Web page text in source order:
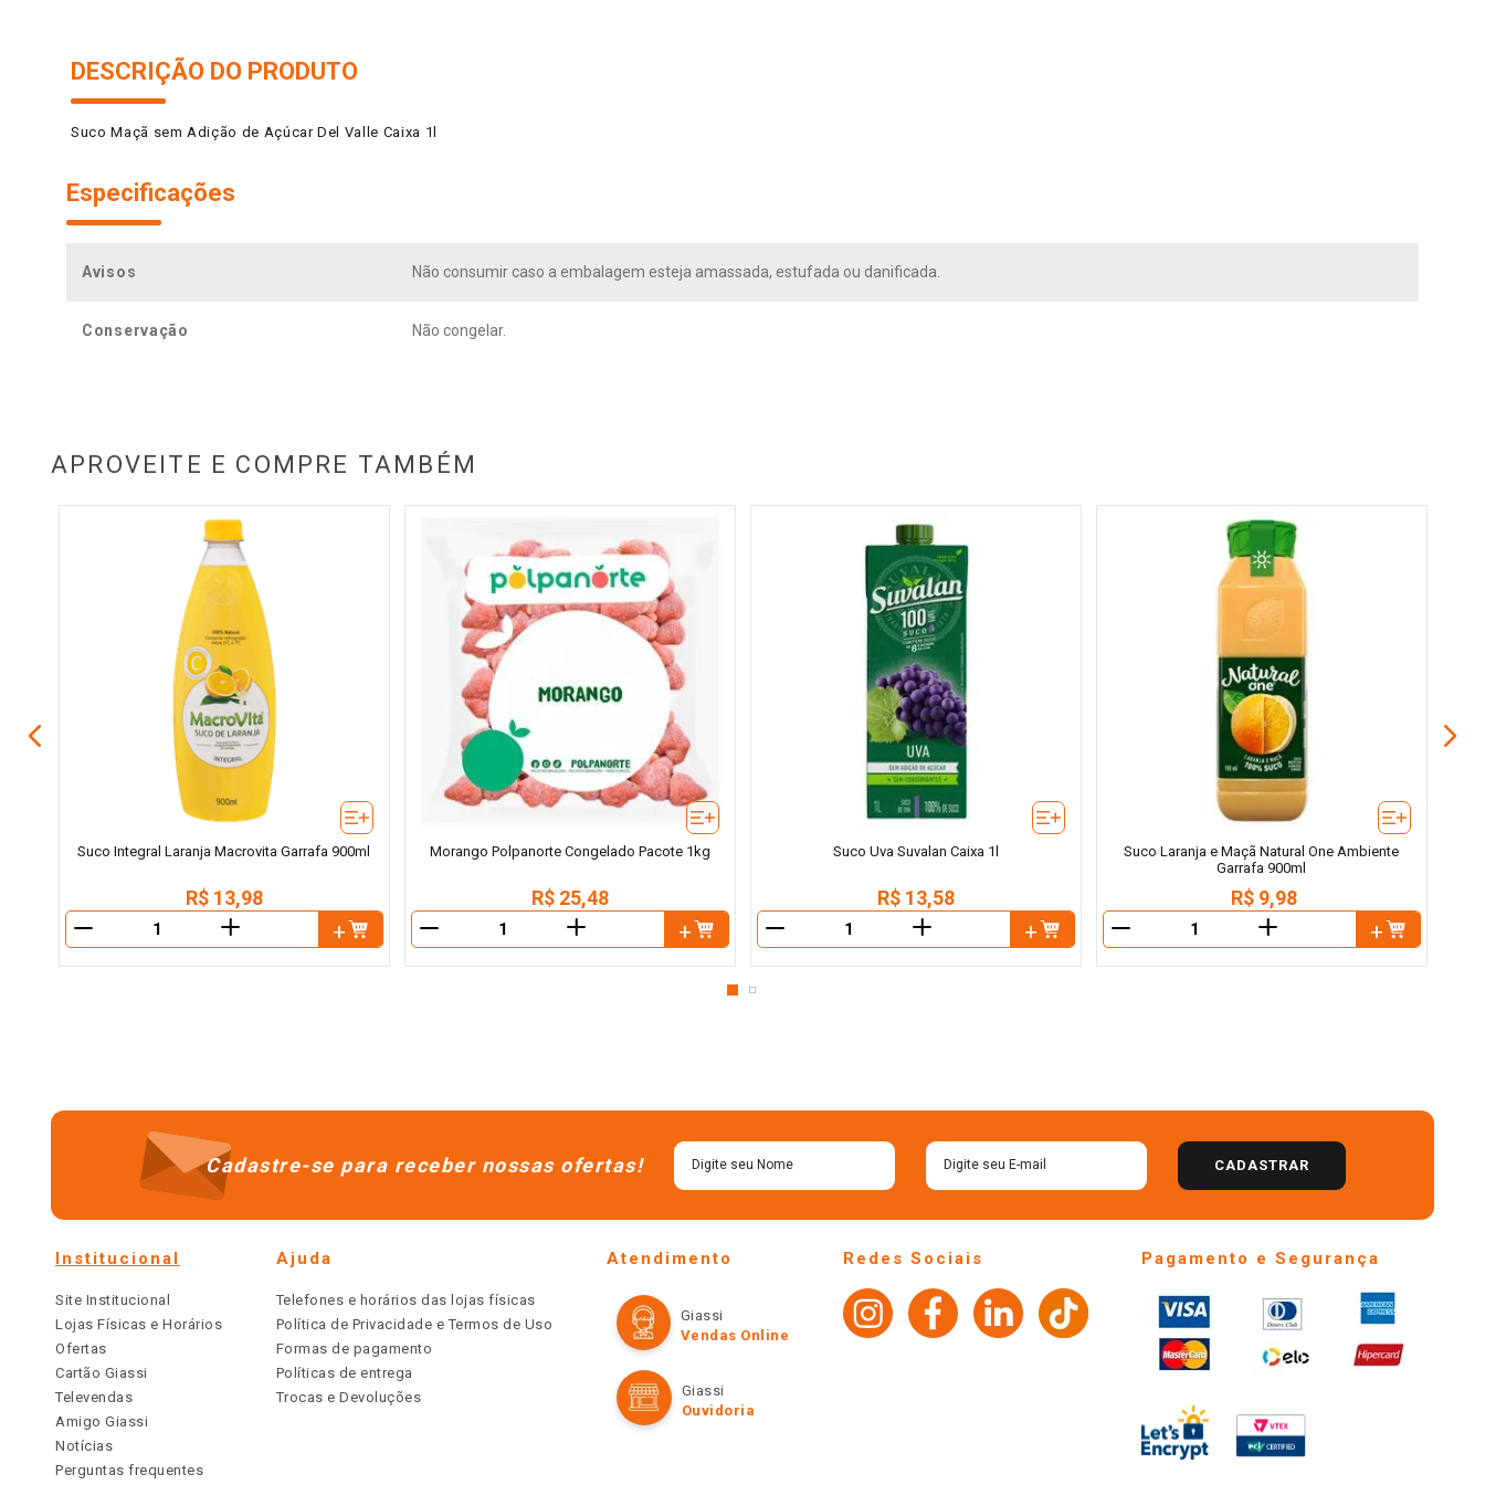
DESCRIÇÃO DO PRODUTO
Suco Maçã sem Adição de Açúcar Del Valle Caixa 1l
Especificações
Avisos Não consumir caso a embalagem esteja amassada, estufada ou danificada.
Conservação Não congelar.
APROVEITE E COMPRE TAMBÉM
Suco Integral Laranja Macrovita Garrafa 900ml
R$ 13,98
＋
Morango Polpanorte Congelado Pacote 1kg
R$ 25,48
＋
Suco Uva Suvalan Caixa 1l
R$ 13,58
＋
Suco Laranja e Maçã Natural One Ambiente
Garrafa 900ml
R$ 9,98
＋
Cadastre-se para receber nossas ofertas! CADASTRAR
Institucional
Site Institucional
Lojas Físicas e Horários
Ofertas
Cartão Giassi
Televendas
Amigo Giassi
Notícias
Perguntas frequentes
Ajuda
Telefones e horários das lojas físicas
Política de Privacidade e Termos de Uso
Formas de pagamento
Políticas de entrega
Trocas e Devoluções
Atendimento
Giassi
Vendas Online
Giassi
Ouvidoria
Redes Sociais Pagamento e Segurança